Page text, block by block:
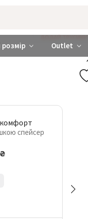
розмір Outlet
ДОДАЙ ТРУСИКИ
спейсер
₴